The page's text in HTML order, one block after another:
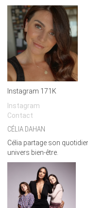
Instagram 171K
Instagram
Contact
CÉLIA DAHAN
Célia partage son
univers bien-être.